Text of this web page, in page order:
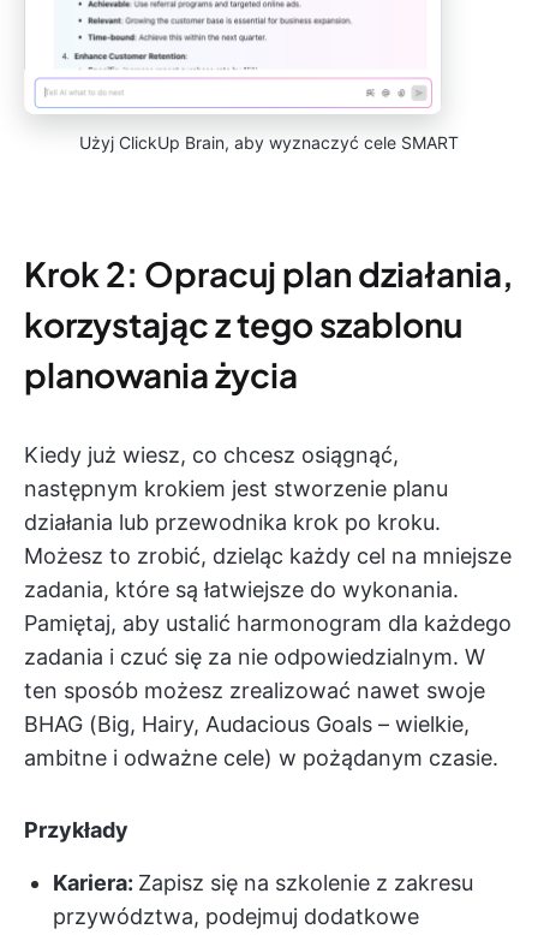
Użyj ClickUp Brain, aby wyznaczyć cele SMART
Krok 2: Opracuj plan działania,
korzystając z tego szablonu
planowania życia
Kiedy już wiesz, co chcesz osiągnąć,
następnym krokiem jest stworzenie planu
działania lub przewodnika krok po kroku.
Możesz to zrobić, dzieląc każdy cel na mniejsze
zadania, które są łatwiejsze do wykonania.
Pamiętaj, aby ustalić harmonogram dla każdego
zadania i czuć się za nie odpowiedzialnym. W
ten sposób możesz zrealizować nawet swoje
BHAG (Big, Hairy, Audacious Goals – wielkie,
ambitne i odważne cele) w pożądanym czasie.
Przykłady
Kariera: Zapisz się na szkolenie z zakresu
przywództwa, podejmuj dodatkowe